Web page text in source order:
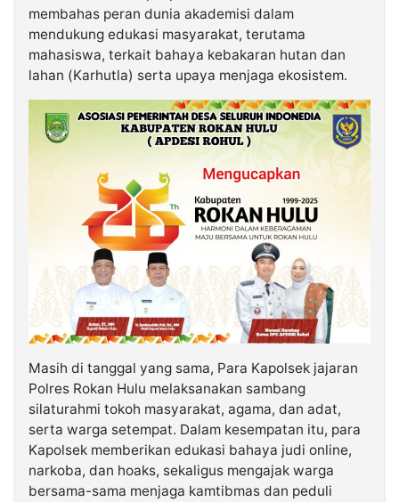
membahas peran dunia akademisi dalam
mendukung edukasi masyarakat, terutama
mahasiswa, terkait bahaya kebakaran hutan dan
lahan (Karhutla) serta upaya menjaga ekosistem.
Masih di tanggal yang sama, Para Kapolsek jajaran
Polres Rokan Hulu melaksanakan sambang
silaturahmi tokoh masyarakat, agama, dan adat,
serta warga setempat. Dalam kesempatan itu, para
Kapolsek memberikan edukasi bahaya judi online,
narkoba, dan hoaks, sekaligus mengajak warga
bersama-sama menjaga kamtibmas dan peduli